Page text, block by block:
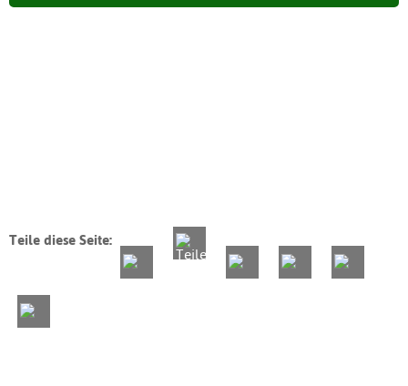
Teile diese Seite: